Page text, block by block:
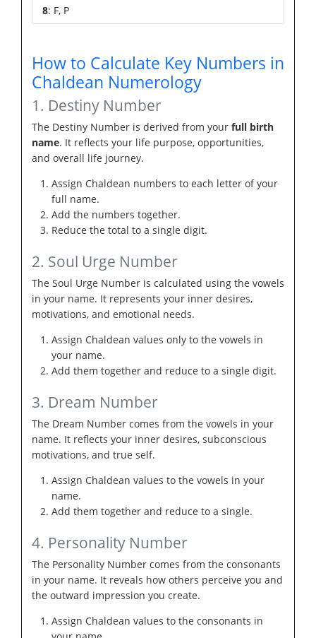
8: F, P
How to Calculate Key Numbers in
Chaldean Numerology
1. Destiny Number
The Destiny Number is derived from your full birth
name. It reflects your life purpose, opportunities,
and overall life journey.
Assign Chaldean numbers to each letter of your
full name.
Add the numbers together.
Reduce the total to a single digit.
2. Soul Urge Number
The Soul Urge Number is calculated using the vowels
in your name. It represents your inner desires,
motivations, and emotional needs.
Assign Chaldean values only to the vowels in
your name.
Add them together and reduce to a single digit.
3. Dream Number
The Dream Number comes from the vowels in your
name. It reflects your inner desires, subconscious
motivations, and true self.
Assign Chaldean values to the vowels in your
name.
Add them together and reduce to a single.
4. Personality Number
The Personality Number comes from the consonants
in your name. It reveals how others perceive you and
the outward impression you create.
Assign Chaldean values to the consonants in